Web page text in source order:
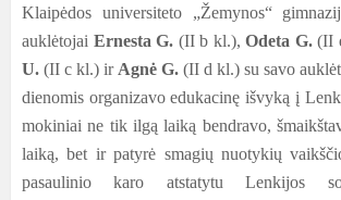
Klaipėdos universiteto „Žemynos“
auklėtojai Ernesta G. (II b kl.),Odeta G.(II
U. (II c kl.) ir Agnė G. (II d kl.) su savo
dienomis organizavo edukacinę išvyką į
mokiniai ne tik ilgą laiką bendravo,
laiką, bet ir patyrė smagių nuotykių
pasaulinio karo atstatytu Lenkijos